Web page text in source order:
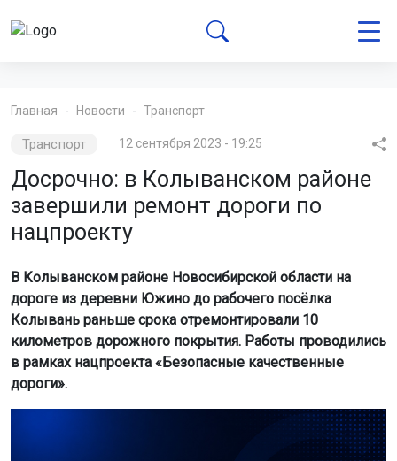
Главная Новости Транспорт
Транспорт 12 сентября 2023 - 19:25
Досрочно: в Колыванском районе
завершили ремонт дороги по
нацпроекту
В Колыванском районе Новосибирской области на
дороге из деревни Южино до рабочего посёлка
Колывань раньше срока отремонтировали 10
километров дорожного покрытия. Работы проводились
в рамках нацпроекта «Безопасные качественные
дороги».